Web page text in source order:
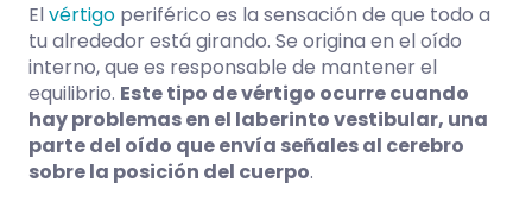
Elvértigo periférico es la sensación de que todo a
tu alrededor está girando. Se origina en el oído
interno, que es responsable de mantener el
equilibrio. Este tipo de vértigo ocurre cuando
hay problemas en el laberinto vestibular, una
parte del oído que envía señales al cerebro
sobre la posición del cuerpo.